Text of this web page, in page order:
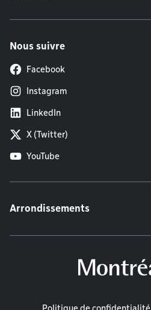
Nous suivre
Facebook
Instagram
LinkedIn
X (Twitter)
YouTube
Arrondissements